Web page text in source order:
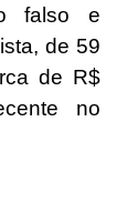
falso e
de 59
de R$
no